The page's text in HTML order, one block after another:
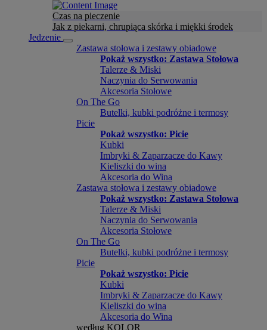
Czas na pieczenie
Jak z piekarni, chrupiąca skórka i miękki środek
Jedzenie
Zastawa stołowa i zestawy obiadowe
Pokaż wszystko: Zastawa Stołowa
Talerze & Miski
Naczynia do Serwowania
Akcesoria Stołowe
On The Go
Butelki, kubki podróżne i termosy
Picie
Pokaż wszystko: Picie
Kubki
Imbryki & Zaparzacze do Kawy
Kieliszki do wina
Akcesoria do Wina
Zastawa stołowa i zestawy obiadowe
Pokaż wszystko: Zastawa Stołowa
Talerze & Miski
Naczynia do Serwowania
Akcesoria Stołowe
On The Go
Butelki, kubki podróżne i termosy
Picie
Pokaż wszystko: Picie
Kubki
Imbryki & Zaparzacze do Kawy
Kieliszki do wina
Akcesoria do Wina
według KOLOR